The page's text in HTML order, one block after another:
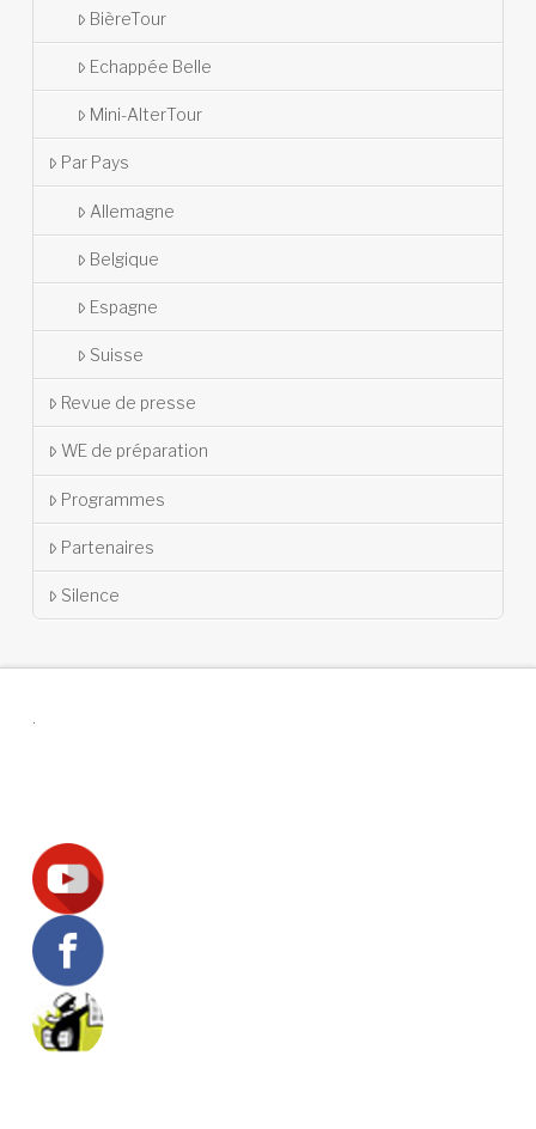
BièreTour
Echappée Belle
Mini-AlterTour
Par Pays
Allemagne
Belgique
Espagne
Suisse
Revue de presse
WE de préparation
Programmes
Partenaires
Silence